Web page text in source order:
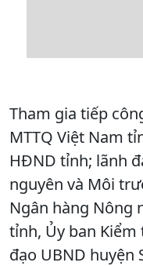
Tham gia tiếp
MTTQ Việt Nam
HĐND tỉnh; lãnh
nguyên và Môi
Ngân hàng Nông
tỉnh, Ủy ban Kiểm
đạo UBND huyện